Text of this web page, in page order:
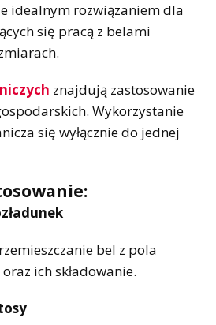
idealnym rozwiązaniem dla
się pracą z belami
znajdują zastosowanie
Wykorzystanie
się wyłącznie do jednej
bel z pola
ich składowanie.